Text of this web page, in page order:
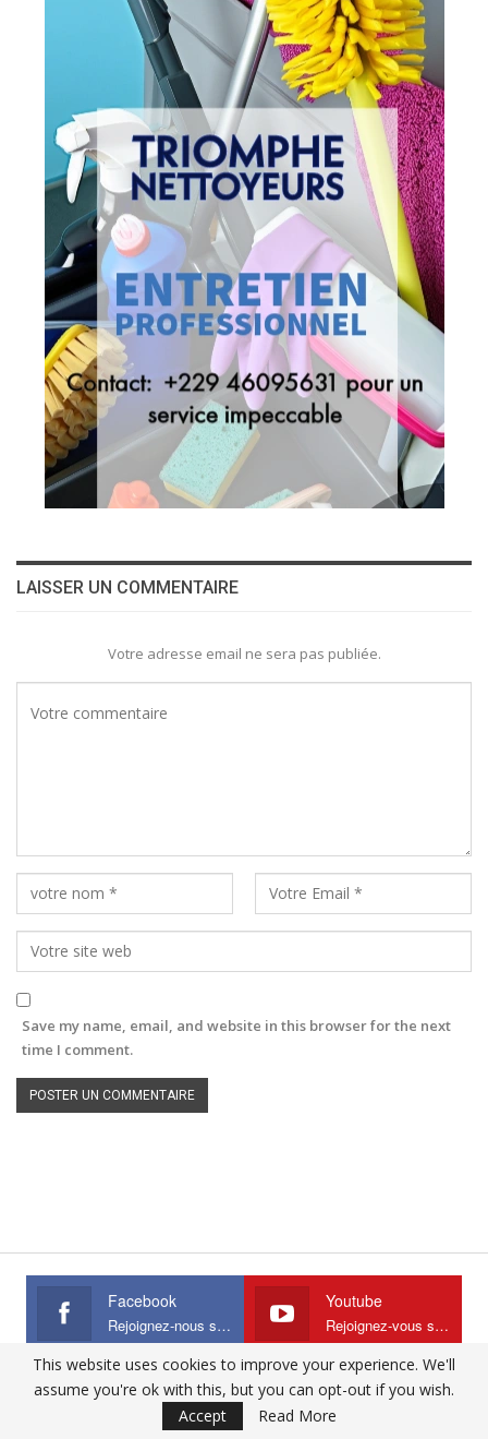
LAISSER UN COMMENTAIRE
Votre adresse email ne sera pas publiée.
Save my name, email, and website in this browser for the next
time I comment.
Facebook
Rejoignez-nous sur Facebook
Youtube
Rejoignez-vous sur Youtube
This website uses cookies to improve your experience. We'll
assume you're ok with this, but you can opt-out if you wish.
Accept
Read More